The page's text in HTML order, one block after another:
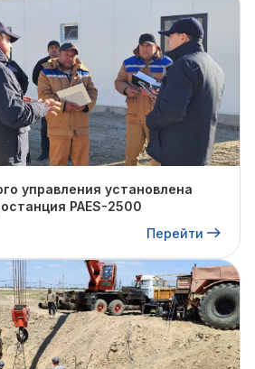
управления установлена
PAES-2500
Перейти